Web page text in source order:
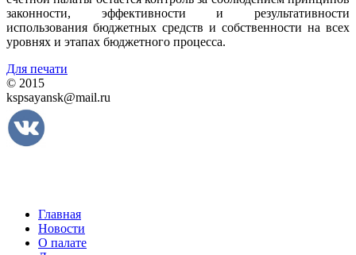
законности, эффективности и результативности
использования бюджетных средств и собственности на всех
уровнях и этапах бюджетного процесса.
Для печати
© 2015
kspsayansk@mail.ru
Главная
Новости
О палате